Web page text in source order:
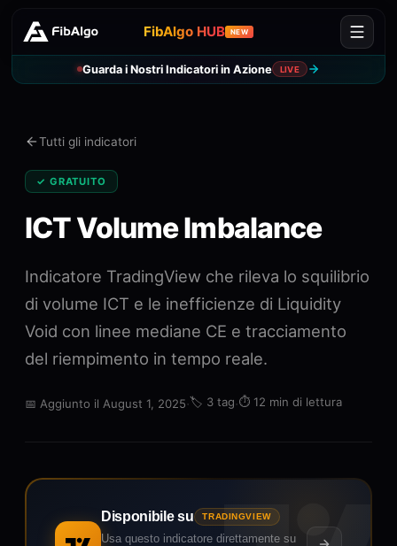
FibAlgo HUB NEW
Guarda i Nostri Indicatori in Azione LIVE
Tutti gli indicatori
✓ GRATUITO
ICT Volume Imbalance
Indicatore TradingView che rileva lo squilibrio
di volume ICT e le inefficienze di Liquidity
Void con linee mediane CE e tracciamento
del riempimento in tempo reale.
📅 Aggiunto il August 1, 2025·🏷️ 3 tag·⏱️ 12 min di lettura
Disponibile su TRADINGVIEW
Usa questo indicatore direttamente su